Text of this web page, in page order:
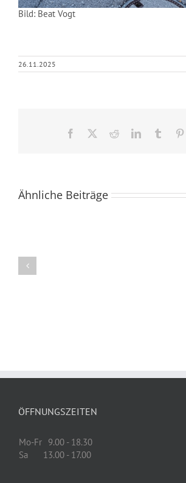
Bild: Beat Vogt
26.11.2025
Facebook RedditLinkedInTumblr
Ähnliche Beiträge
ÖFFNUNGSZEITEN
Mo-Fr 9.00 - 18.30
Sa
13.00 - 17.00